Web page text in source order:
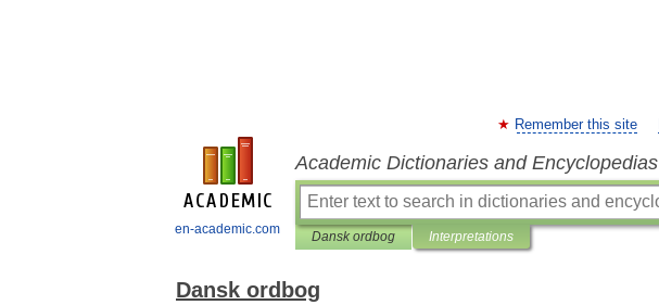
en-academic.com
Remember this site
Academic Dictionaries and Encyclopedias
Dansk ordbog Interpretations
Dansk ordbog